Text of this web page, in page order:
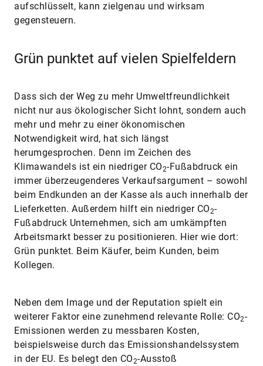
aufschlüsselt, kann zielgenau und wirksam
gegensteuern.
Grün punktet auf vielen Spielfeldern
Dass sich der Weg zu mehr Umweltfreundlichkeit
nicht nur aus ökologischer Sicht lohnt, sondern auch
mehr und mehr zu einer ökonomischen
Notwendigkeit wird, hat sich längst
herumgesprochen. Denn im Zeichen des
Klimawandels ist ein niedriger CO2-Fußabdruck ein
immer überzeugenderes Verkaufsargument – sowohl
beim Endkunden an der Kasse als auch innerhalb der
Lieferketten. Außerdem hilft ein niedriger CO2-
Fußabdruck Unternehmen, sich am umkämpften
Arbeitsmarkt besser zu positionieren. Hier wie dort:
Grün punktet. Beim Käufer, beim Kunden, beim
Kollegen.
Neben dem Image und der Reputation spielt ein
weiterer Faktor eine zunehmend relevante Rolle: CO2-
Emissionen werden zu messbaren Kosten,
beispielsweise durch das Emissionshandelssystem
in der EU. Es belegt den CO2-Ausstoß